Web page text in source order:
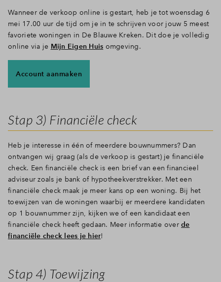
Wanneer de verkoop online is gestart, heb je tot woensdag 6
mei 17.00 uur de tijd om je in te schrijven voor jouw 5 meest
favoriete woningen in De Blauwe Kreken. Dit doe je volledig
online via je Mijn Eigen Huis omgeving.
Account aanmaken
Stap 3) Financiële check
Heb je interesse in één of meerdere bouwnummers? Dan
ontvangen wij graag (als de verkoop is gestart) je financiële
check. Een financiële check is een brief van een financieel
adviseur zoals je bank of hypotheekverstrekker. Met een
financiële check maak je meer kans op een woning. Bij het
toewijzen van de woningen waarbij er meerdere kandidaten
op 1 bouwnummer zijn, kijken we of een kandidaat een
financiële check heeft gedaan. Meer informatie over de
financiële check lees je hier!
Stap 4) Toewijzing